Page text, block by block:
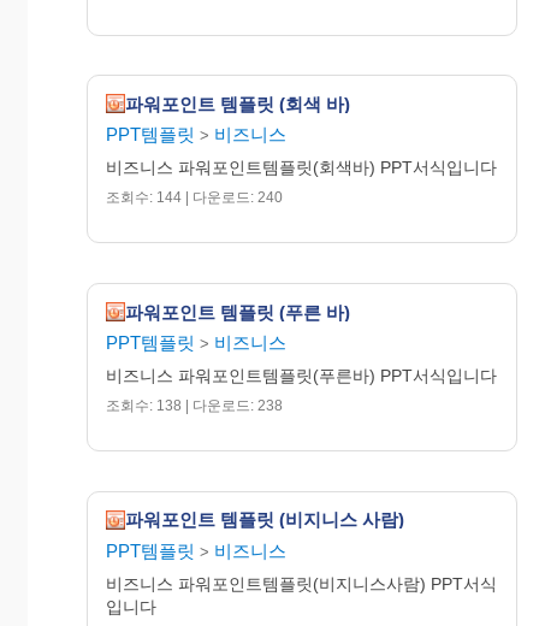
파워포인트 템플릿 (회색 바)
PPT템플릿 > 비즈니스
비즈니스 파워포인트템플릿(회색바) PPT서식입니다
조회수: 144 | 다운로드: 240
파워포인트 템플릿 (푸른 바)
PPT템플릿 > 비즈니스
비즈니스 파워포인트템플릿(푸른바) PPT서식입니다
조회수: 138 | 다운로드: 238
파워포인트 템플릿 (비지니스 사람)
PPT템플릿 > 비즈니스
비즈니스 파워포인트템플릿(비지니스사람) PPT서식
입니다